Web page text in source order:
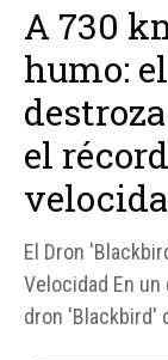
A 730
humo:
el
El Dron
Velocidad En
dron 'Blackbird'